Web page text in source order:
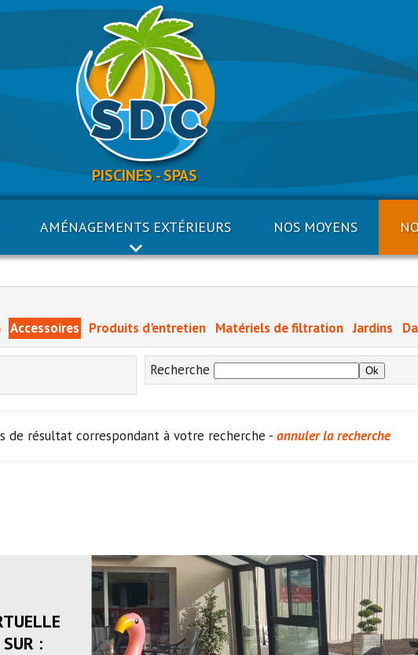
PISCINES - SPAS
AMÉNAGEMENTS EXTÉRIEURS NOS MOYENS
Accessoires Produits d'entretien Matériels de filtration Jardins
Recherche
de résultat correspondant à votre recherche - annuler la recherche
: